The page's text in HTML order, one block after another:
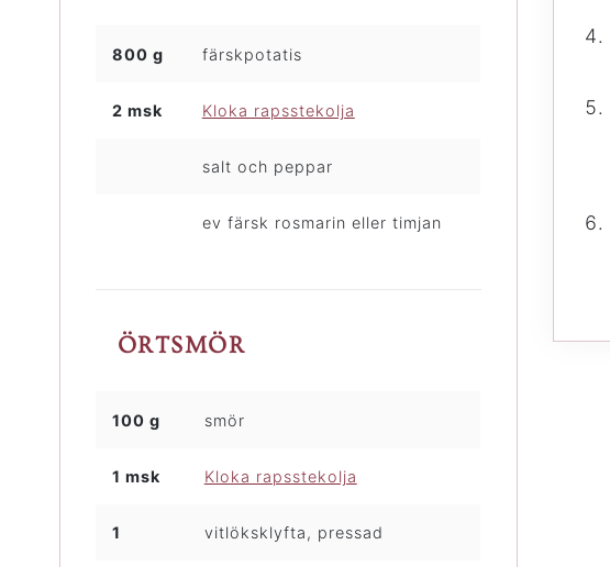
800 g färskpotatis
2 msk Kloka rapsstekolja
salt och peppar
ev färsk rosmarin eller timjan
ÖRTSMÖR
100 g smör
1 msk Kloka rapsstekolja
1 vitlöksklyfta, pressad